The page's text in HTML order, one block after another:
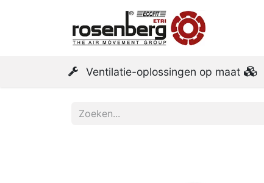
Ventilatie-oplossingen op maat